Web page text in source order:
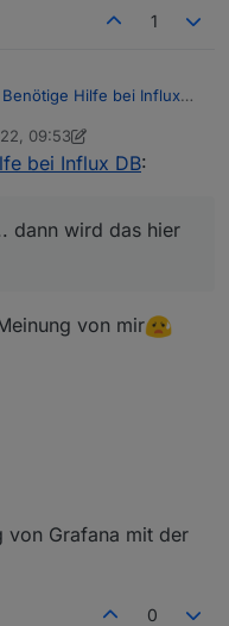
1
Benötige Hilfe bei Influx
an
dann wird das hier
09:53
8. Feb. 2022, 11:58
bei Influx DB:
dann wird das hier
von mir
von Grafana mit der
0